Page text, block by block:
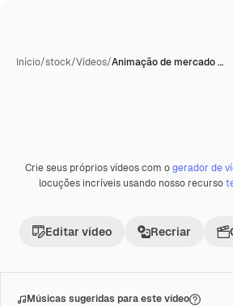
Início/stock/Vídeos/Animação de mercado …
Premium
Crie seus próprios vídeos com ogerador de
locuções incríveis usando nosso recurso
Editar vídeo Recriar
Músicas sugeridas para este vídeo